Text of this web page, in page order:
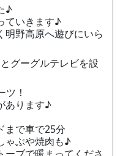
♪
ていきます♪
明野高原へ遊びにいら
グーグルテレビを設
！
あります♪
まで車で25分
ゃぶや焼肉も♪